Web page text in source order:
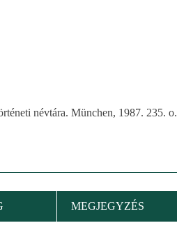
névtára. München, 1987. 235. o.
MEGJEGYZÉS